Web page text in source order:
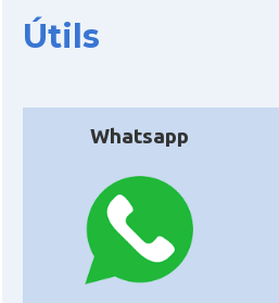
Útils
Whatsapp